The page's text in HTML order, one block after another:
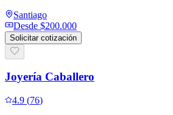
Santiago
Desde $200.000
Solicitar cotización
Joyería Caballero
4.9 (76)